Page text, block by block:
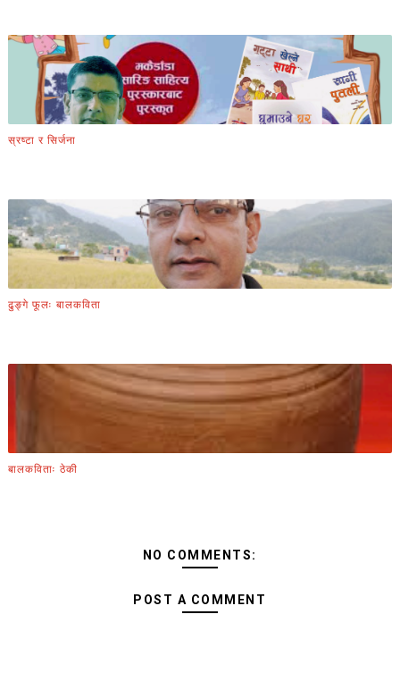
स्रष्टा र सिर्जना
ढुङ्गे फूलः बालकविता
बालकविताः ठेकी
NO COMMENTS:
POST A COMMENT